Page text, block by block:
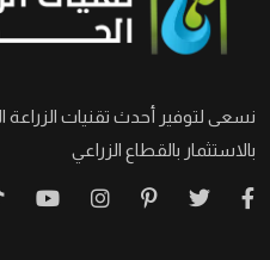
نسعى لتوفير أحدث تقنيات الزراعة
بالاستثمار بالقطاع الزراعي